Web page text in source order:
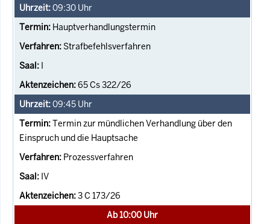
09:30 Uhr
Hauptverhandlungstermin
Strafbefehlsverfahren
I
65 Cs 322/26
09:45 Uhr
Termin zur mündlichen Verhandlung über den
Einspruch und die Hauptsache
Prozessverfahren
IV
3 C 173/26
Ab 10:00 Uhr